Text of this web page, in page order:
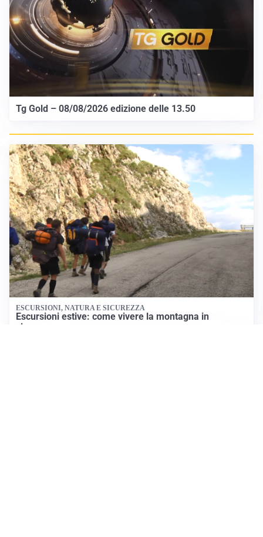
Tg Gold – 08/08/2026 edizione delle 13.50